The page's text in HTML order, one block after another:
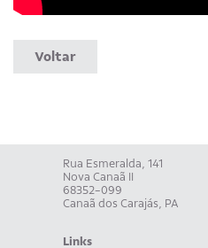
Voltar
Rua Esmeralda, 141
Nova Canaã II
68352-099
Canaã dos Carajás, PA
Links